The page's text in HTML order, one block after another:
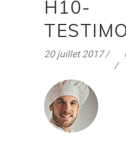
H10-
20 juillet 2017